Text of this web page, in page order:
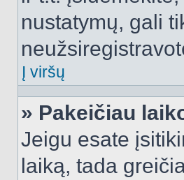
nustatymų, gali
Į viršų
» Pakeičiau
Jeigu esate
laiką, tada